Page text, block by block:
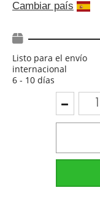
Cambiar país
Listo para el envío
internacional
6 - 10 días